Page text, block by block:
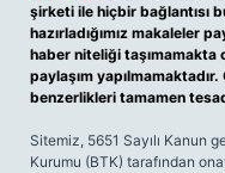
şirketi ile hiçbir bağlantısı
hazırladığımız makaleler
haber niteliği taşımamakta
paylaşım
benzerlikleri tamamen
Sitemiz, 5651 Sayılı Kanun
Kurumu (BTK) tarafından